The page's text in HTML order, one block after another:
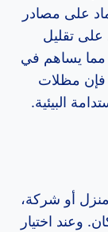
على مصادر
على تقليل
مما يساهم في
فإن مظلات
البيئية.
أو شركة،
وعند اختيار